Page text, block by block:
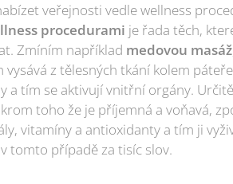
veřejnosti vedle wellness
procedurami je řada těch,
Zmíním například medovou masáž
z tělesných tkání kolem
a tím se aktivují vnitřní orgány.
toho že je příjemná a voňavá,
vitamíny a antioxidanty a tím ji
tomto případě za tisíc slov.